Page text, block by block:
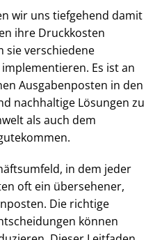
wir uns tiefgehend damit
ihre Druckkosten
sie verschiedene
Es ist an
Ausgabenposten in den
nachhaltige Lösungen zu
als auch dem
in dem jeder
oft ein übersehener,
Die richtige
können